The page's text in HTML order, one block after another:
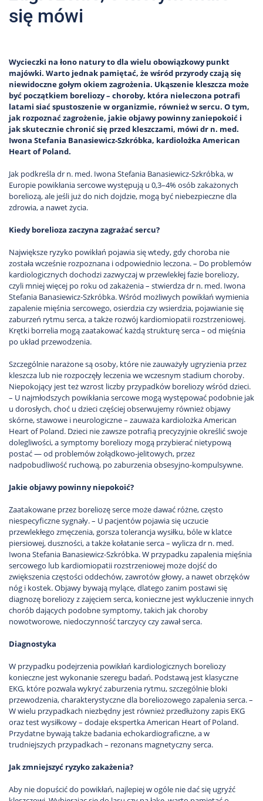
się mówi
Wycieczki na łono natury to dla wielu obowiązkowy punkt
majówki. Warto jednak pamiętać, że wśród przyrody czają się
niewidoczne gołym okiem zagrożenia. Ukąszenie kleszcza może
być początkiem boreliozy – choroby, która nieleczona potrafi
latami siać spustoszenie w organizmie, również w sercu. O tym,
jak rozpoznać zagrożenie, jakie objawy powinny zaniepokoić i
jak skutecznie chronić się przed kleszczami, mówi dr n. med.
Iwona Stefania Banasiewicz-Szkróbka, kardiolożka American
Heart of Poland.
Jak podkreśla dr n. med. Iwona Stefania Banasiewicz-Szkróbka, w
Europie powikłania sercowe występują u 0,3–4% osób zakażonych
boreliozą, ale jeśli już do nich dojdzie, mogą być niebezpieczne dla
zdrowia, a nawet życia.
Kiedy borelioza zaczyna zagrażać sercu?
Największe ryzyko powikłań pojawia się wtedy, gdy choroba nie
została wcześnie rozpoznana i odpowiednio leczona. – Do problemów
kardiologicznych dochodzi zazwyczaj w przewlekłej fazie boreliozy,
czyli mniej więcej po roku od zakażenia – stwierdza dr n. med. Iwona
Stefania Banasiewicz-Szkróbka. Wśród możliwych powikłań wymienia
zapalenie mięśnia sercowego, osierdzia czy wsierdzia, pojawianie się
zaburzeń rytmu serca, a także rozwój kardiomiopatii rozstrzeniowej.
Krętki borrelia mogą zaatakować każdą strukturę serca – od mięśnia
po układ przewodzenia.
Szczególnie narażone są osoby, które nie zauważyły ugryzienia przez
kleszcza lub nie rozpoczęły leczenia we wczesnym stadium choroby.
Niepokojący jest też wzrost liczby przypadków boreliozy wśród dzieci.
– U najmłodszych powikłania sercowe mogą występować podobnie jak
u dorosłych, choć u dzieci częściej obserwujemy również objawy
skórne, stawowe i neurologiczne – zauważa kardiolożka American
Heart of Poland. Dzieci nie zawsze potrafią precyzyjnie określić swoje
dolegliwości, a symptomy boreliozy mogą przybierać nietypową
postać — od problemów żołądkowo-jelitowych, przez
nadpobudliwość ruchową, po zaburzenia obsesyjno-kompulsywne.
Jakie objawy powinny niepokoić?
Zaatakowane przez boreliozę serce może dawać różne, często
niespecyficzne sygnały. – U pacjentów pojawia się uczucie
przewlekłego zmęczenia, gorsza tolerancja wysiłku, bóle w klatce
piersiowej, duszności, a także kołatanie serca – wylicza dr n. med.
Iwona Stefania Banasiewicz-Szkróbka. W przypadku zapalenia mięśnia
sercowego lub kardiomiopatii rozstrzeniowej może dojść do
zwiększenia częstości oddechów, zawrotów głowy, a nawet obrzęków
nóg i kostek. Objawy bywają mylące, dlatego zanim postawi się
diagnozę boreliozy z zajęciem serca, konieczne jest wykluczenie innych
chorób dających podobne symptomy, takich jak choroby
nowotworowe, niedoczynność tarczycy czy zawał serca.
Diagnostyka
W przypadku podejrzenia powikłań kardiologicznych boreliozy
konieczne jest wykonanie szeregu badań. Podstawą jest klasyczne
EKG, które pozwala wykryć zaburzenia rytmu, szczególnie bloki
przewodzenia, charakterystyczne dla boreliozowego zapalenia serca. –
W wielu przypadkach niezbędny jest również przedłużony zapis EKG
oraz test wysiłkowy – dodaje ekspertka American Heart of Poland.
Przydatne bywają także badania echokardiograficzne, a w
trudniejszych przypadkach – rezonans magnetyczny serca.
Jak zmniejszyć ryzyko zakażenia?
Aby nie dopuścić do powikłań, najlepiej w ogóle nie dać się ugryźć